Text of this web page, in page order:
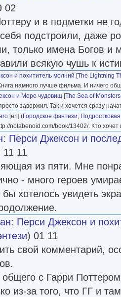
02
и в подметки не
подстроили, даже
только имена Богов и
всякую чушь к
и похититель молний [The Lightning
намного лучше фильма. И ничего
и Море чудовищ [The Sea of Monsters
заворжил. Так и хочется сразу
[en] (Городское фэнтези,
notabenoid.com/book/13402/. Кто
: Перси Джексон и
11 11
из пяти. Мне
- много героев
хотелось увидеть
: Перси Джексон и
) 01 11
свой комментарий,
с Гарри
из-за того, что ГГ и